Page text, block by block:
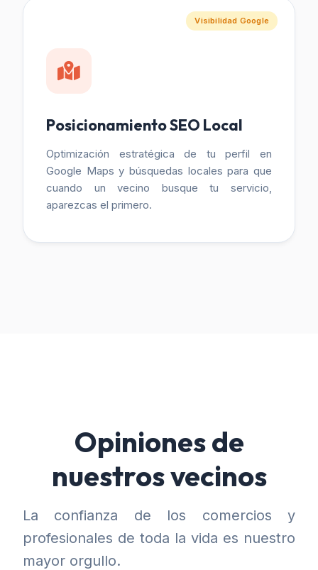
Visibilidad Google
Posicionamiento SEO Local
Optimización estratégica de tu perfil en
Google Maps y búsquedas locales para que
cuando un vecino busque tu servicio,
aparezcas el primero.
Opiniones de
nuestros vecinos
La confianza de los comercios y
profesionales de toda la vida es nuestro
mayor orgullo.